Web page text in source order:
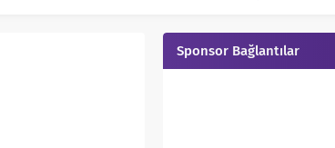
Sponsor Bağlantılar